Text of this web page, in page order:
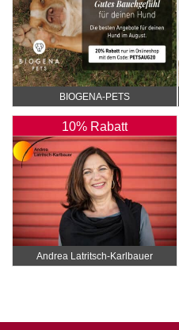
BIOGENA-PETS
10% Rabatt
Andrea Latritsch-Karlbauer